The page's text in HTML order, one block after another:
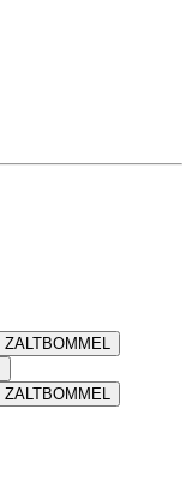
ZALTBOMMEL
ZALTBOMMEL